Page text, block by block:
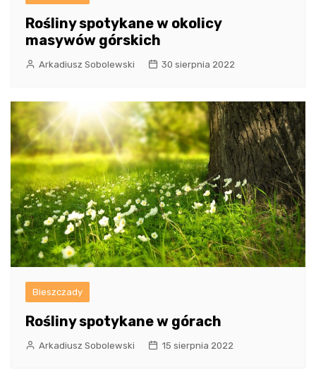
Rośliny spotykane w okolicy
masywów górskich
Arkadiusz Sobolewski 30 sierpnia 2022
Bieszczady
Rośliny spotykane w górach
Arkadiusz Sobolewski 15 sierpnia 2022